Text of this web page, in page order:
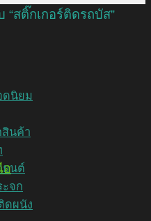
ดนิยม
สินค้า
ยนต์
จก
ดผนัง
สติ๊กเกอร์ติดรถบัส”
อ